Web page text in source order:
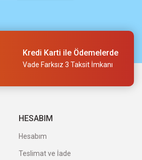
Kredi Karti ile Ödemelerde
Vade Farksız 3 Taksit İmkanı
HESABIM
Hesabım
Teslimat ve İade